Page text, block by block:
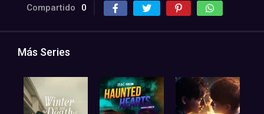
Compartido 0
Más Series